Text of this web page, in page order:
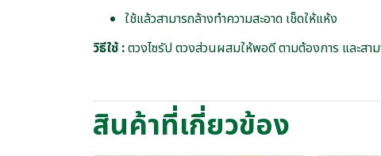
ใช้แล้วสามารถล้างทำความสะอาด เช็ดให้แห้ง
วิธีใช้ :ตวงไซรัป ตวงส่วนผสมให้พอดี ตามต้องการ และสา
สินค้าที่เกี่ยวข้อง